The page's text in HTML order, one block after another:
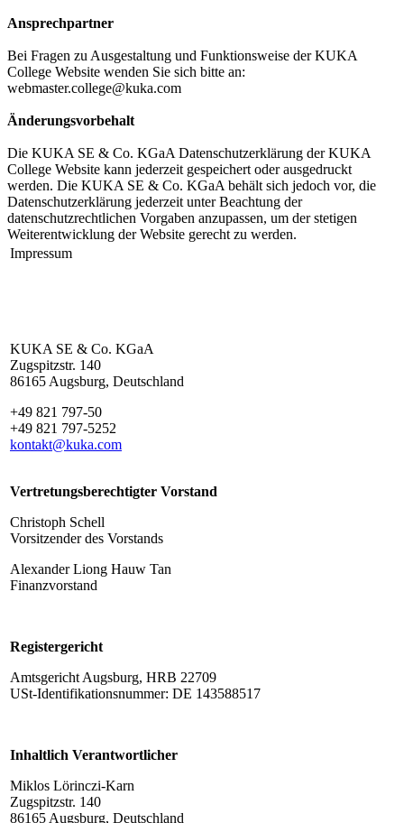
Ansprechpartner
Bei Fragen zu Ausgestaltung und Funktionsweise der KUKA
College Website wenden Sie sich bitte an:
webmaster.college@kuka.com
Änderungsvorbehalt
Die KUKA SE & Co. KGaA Datenschutzerklärung der KUKA
College Website kann jederzeit gespeichert oder ausgedruckt
werden. Die KUKA SE & Co. KGaA behält sich jedoch vor, die
Datenschutzerklärung jederzeit unter Beachtung der
datenschutzrechtlichen Vorgaben anzupassen, um der stetigen
Weiterentwicklung der Website gerecht zu werden.
Impressum
KUKA SE & Co. KGaA
Zugspitzstr. 140
86165 Augsburg, Deutschland
+49 821 797-50
+49 821 797-5252
kontakt@kuka.com
Vertretungsberechtigter Vorstand
Christoph Schell
Vorsitzender des Vorstands
Alexander Liong Hauw Tan
Finanzvorstand
Registergericht
Amtsgericht Augsburg, HRB 22709
USt-Identifikationsnummer: DE 143588517
Inhaltlich Verantwortlicher
Miklos Lörinczi-Karn
Zugspitzstr. 140
86165 Augsburg, Deutschland